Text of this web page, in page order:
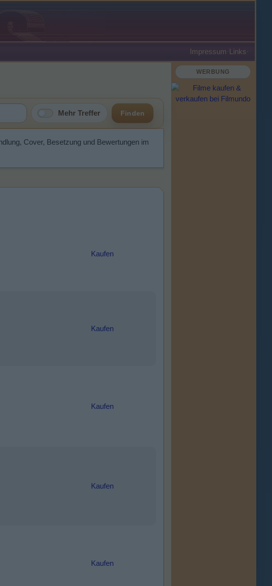
Impressum ·Links·
Mehr Treffer Finden
Cover, Besetzung und Bewertungen im
Kaufen
Kaufen
Kaufen
Kaufen
Kaufen
WERBUNG